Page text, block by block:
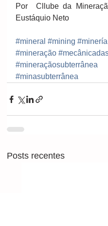
Por  Cllube da
Eustáquio Neto
#mineral #mining #minería
#mineração
#mineraçãosubterrânea
#minasubterrânea
Posts recentes